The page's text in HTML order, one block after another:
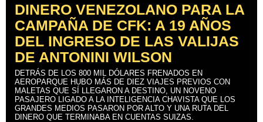
DINERO VENEZOLANO PARA LA
CAMPAÑA DE CFK: A 19 AÑOS
DEL INGRESO DE LAS VALIJAS
DE ANTONINI WILSON
DETRÁS DE LOS 800 MIL DÓLARES FRENADOS EN
AEROPARQUE HUBO MÁS DE DIEZ VIAJES PREVIOS CON
MALETAS QUE SÍ LLEGARON A DESTINO, UN NOVENO
PASAJERO LIGADO A LA INTELIGENCIA CHAVISTA QUE LOS
GRANDES MEDIOS PASARON POR ALTO Y UNA RUTA DEL
DINERO QUE TERMINABA EN CUENTAS SUIZAS.